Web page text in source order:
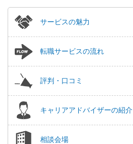
サービスの魅力
転職サービスの流れ
評判・口コミ
キャリアアドバイザーの紹介
相談会場